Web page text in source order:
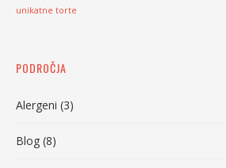
unikatne torte
PODROČJA
Alergeni (3)
Blog (8)